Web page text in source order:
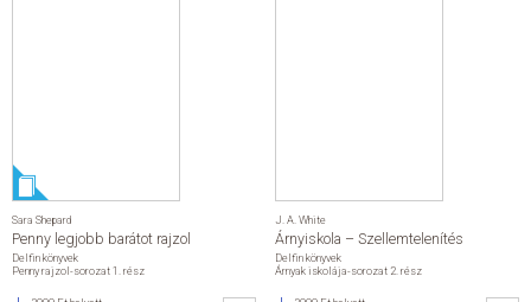
Sara Shepard
Penny legjobb barátot rajzol
Delfin könyvek
Penny rajzol-sorozat 1. rész
J. A. White
Árnyiskola – Szellemtelenítés
Delfin könyvek
Árnyak iskolája-sorozat 2. rész